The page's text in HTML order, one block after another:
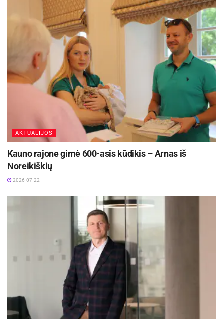
AKTUALIJOS
Kauno rajone gimė 600-asis kūdikis – Arnas iš
Noreikiškių
2026-07-22